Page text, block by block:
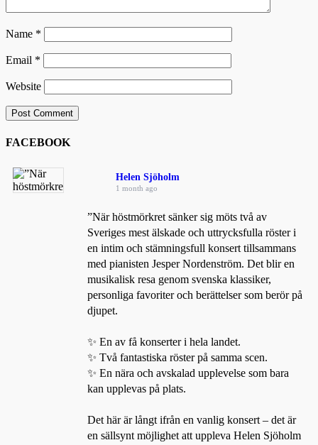
Name *
Email *
Website
FACEBOOK
Helen Sjöholm
1 month ago
”När höstmörkret sänker sig möts två av
Sveriges mest älskade och uttrycksfulla röster i
en intim och stämningsfull konsert tillsammans
med pianisten Jesper Nordenström. Det blir en
musikalisk resa genom svenska klassiker,
personliga favoriter och berättelser som berör på
djupet.
✨ En av få konserter i hela landet.
✨ Två fantastiska röster på samma scen.
✨ En nära och avskalad upplevelse som bara
kan upplevas på plats.
Det här är långt ifrån en vanlig konsert – det är
en sällsynt möjlighet att uppleva Helen Sjöholm